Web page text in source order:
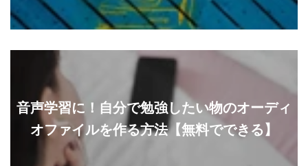
音声学習に！自分で勉強したい物のオーディ
オファイルを作る方法【無料でできる】